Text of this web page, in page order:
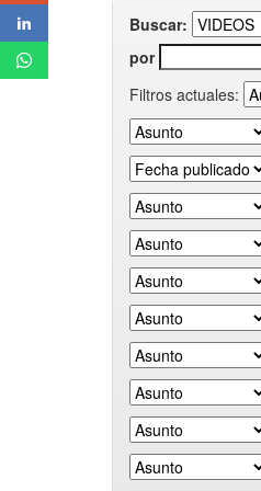
Buscar:
por
Filtros actuales: